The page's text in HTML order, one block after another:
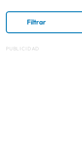
Filtrar
PUBLICIDAD